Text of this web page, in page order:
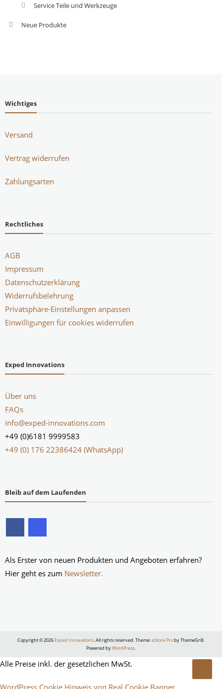
Service Teile und Werkzeuge
Neue Produkte
Wichtiges
Versand
Vertrag widerrufen
Zahlungsarten
Rechtliches
AGB
Impressum
Datenschutzerklärung
Widerrufsbelehrung
Privatsphäre-Einstellungen anpassen
Einwilligungen für cookies widerrufen
Exped Innovations
Über uns
FAQs
info@exped-innovations.com
+49 (0)6181 9999583
+49 (0) 176 22386424 (WhatsApp)
Bleib auf dem Laufenden
Als Erster von neuen Produkten und Angeboten erfahren?
Hier geht es zum Newsletter.
Copyright © 2026 Exped Innovations. All rights reserved. Theme:eStore Proby ThemeGrill.
Powered byWordPress.
Alle Preise inkl. der gesetzlichen MwSt.
WordPress Cookie Hinweis von Real Cookie Banner